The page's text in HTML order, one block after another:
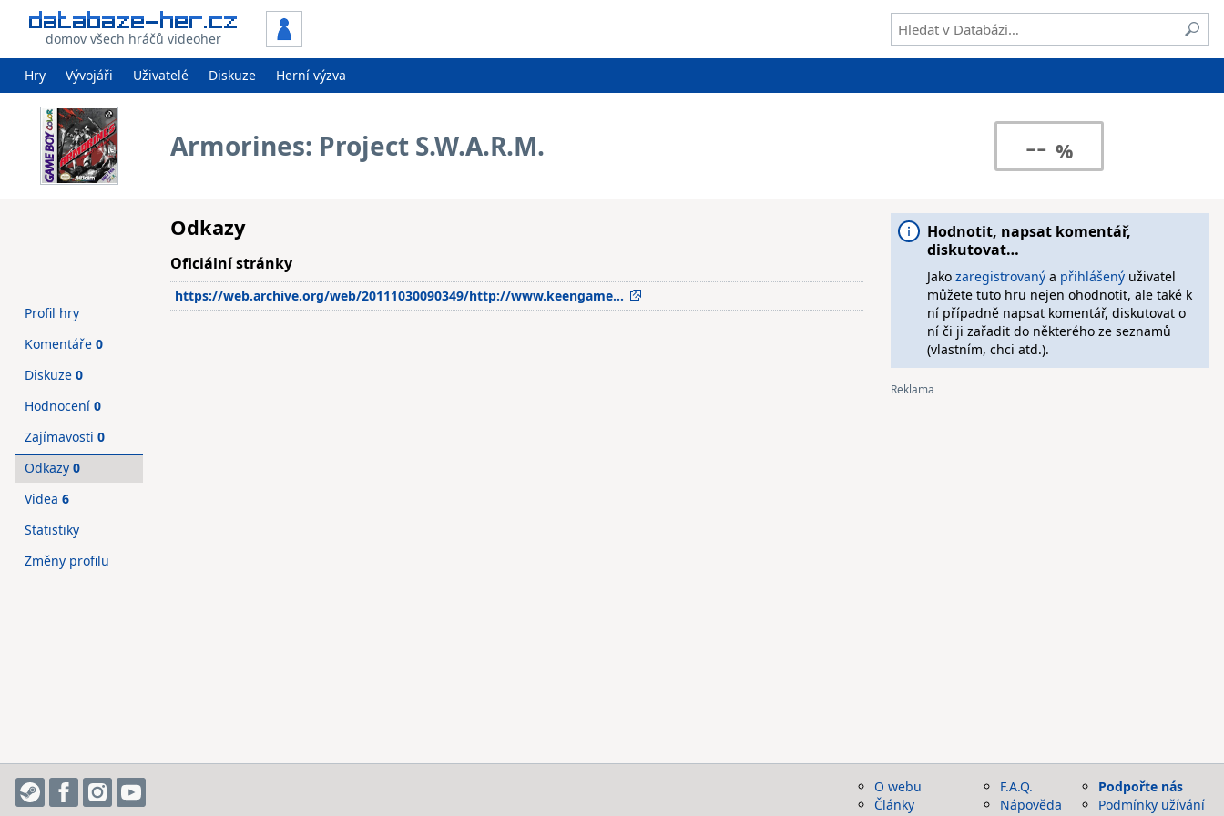
domov všech hráčů videoher
Hry Vývojáři Uživatelé Diskuze Herní výzva
Armorines: Project S.W.A.R.M. --
Odkazy
Oficiální stránky
https://web.archive.org/web/20111030090349/http://www.keengame…
Profil hry
Komentáře 0
Diskuze 0
Hodnocení 0
Zajímavosti 0
Odkazy 0
Videa 6
Statistiky
Změny profilu
Hodnotit, napsat komentář,
diskutovat…
Jako zaregistrovanýa přihlášenýuživatel
můžete tuto hru nejen ohodnotit, ale také k
ní případně napsat komentář, diskutovat o
ní či ji zařadit do některého ze seznamů
(vlastním, chci atd.).
O webu
Články
F.A.Q.
Nápověda
Podpořte nás
Podmínky užívání